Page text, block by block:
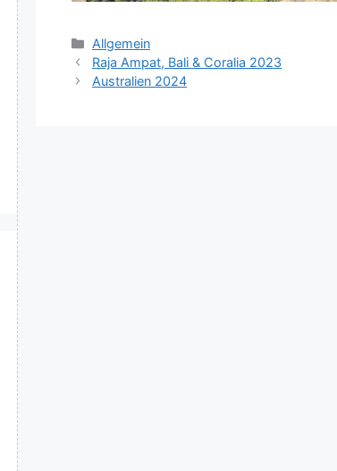
Kategorien
Allgemein
Raja Ampat, Bali & Coralia 2023
Australien 2024